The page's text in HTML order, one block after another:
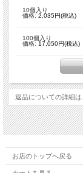
10個入り
価格: 2,035円(税込)
100個入り
価格: 17,050円(税込)
返品についての詳細は
お店のトップへ戻る